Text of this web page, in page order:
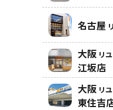
名古屋
大阪 リ
江坂店
大阪 リ
東住吉